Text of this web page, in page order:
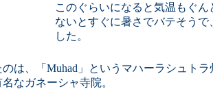
このぐらいになると気温もぐ
ないとすぐに暑さでバテそう
した。
は、「Muhad」というマハーラシュトラ
なガネーシャ寺院。